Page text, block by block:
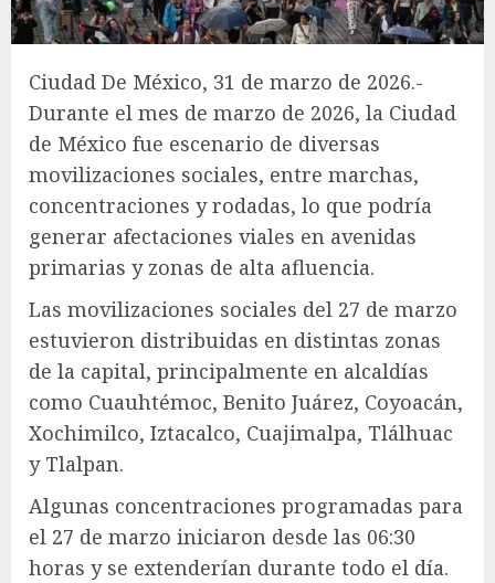
Ciudad De México, 31 de marzo de 2026.-
Durante el mes de marzo de 2026, la Ciudad
de México fue escenario de diversas
movilizaciones sociales, entre marchas,
concentraciones y rodadas, lo que podría
generar afectaciones viales en avenidas
primarias y zonas de alta afluencia.
Las movilizaciones sociales del 27 de marzo
estuvieron distribuidas en distintas zonas
de la capital, principalmente en alcaldías
como Cuauhtémoc, Benito Juárez, Coyoacán,
Xochimilco, Iztacalco, Cuajimalpa, Tlálhuac
y Tlalpan.
Algunas concentraciones programadas para
el 27 de marzo iniciaron desde las 06:30
horas y se extenderían durante todo el día.